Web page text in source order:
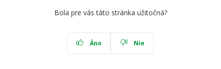
Bola pre vás táto stránka užitočná?
Áno Nie